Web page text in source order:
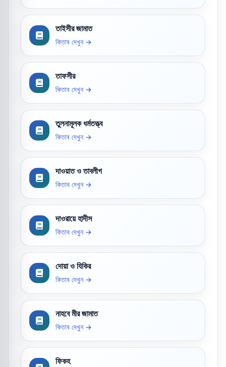
তাইসীর জামাত
কিতাব দেখুন →
তাফসীর
কিতাব দেখুন →
তুলনামূলক ধর্মতত্ত্ব
কিতাব দেখুন →
দাওয়াত ও তাবলীগ
কিতাব দেখুন →
দাওরায়ে হাদীস
কিতাব দেখুন →
দোয়া ও যিকির
কিতাব দেখুন →
নাহবে মীর জামাত
কিতাব দেখুন →
ফিকহ